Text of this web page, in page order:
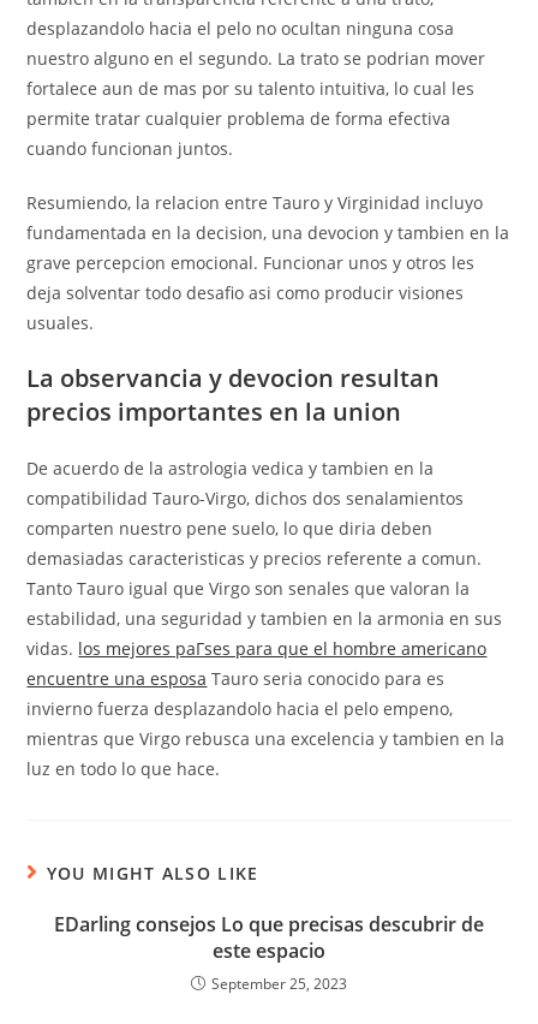
desplazandolo hacia el pelo no ocultan ninguna cosa
nuestro alguno en el segundo. La trato se podri­an mover
fortalece aun de mas por su talento intuitiva, lo cual les
permite tratar cualquier problema de forma efectiva
cuando funcionan juntos.
Resumiendo, la relacion entre Tauro y Virginidad incluyo
fundamentada en la decision, una devocion y tambien en la
grave percepcion emocional. Funcionar unos y otros les
deja solventar todo desafio asi­ como producir visiones
usuales.
La observancia y devocion resultan
precios importantes en la union
De acuerdo de la astrologia vedica y tambien en la
compatibilidad Tauro-Virgo, dichos dos senalamientos
comparten nuestro pene suelo, lo que diri­a deben
demasiadas caracteristicas y precios referente a comun.
Tanto Tauro igual que Virgo son senales que valoran la
estabilidad, una seguridad y tambien en la armonia en sus
vidas. los mejores paГ­ses para que el hombre americano
encuentre una esposa Tauro seri­a conocido para es
invierno fuerza desplazandolo hacia el pelo empeno,
mientras que Virgo rebusca una excelencia y tambien en la
luz en todo lo que hace.
YOU MIGHT ALSO LIKE
EDarling consejos Lo que precisas descubrir de
este espacio
September 25, 2023